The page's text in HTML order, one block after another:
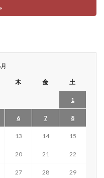
木 金 土
1
6 7 8
13 14 15
20 21 22
27 28 29